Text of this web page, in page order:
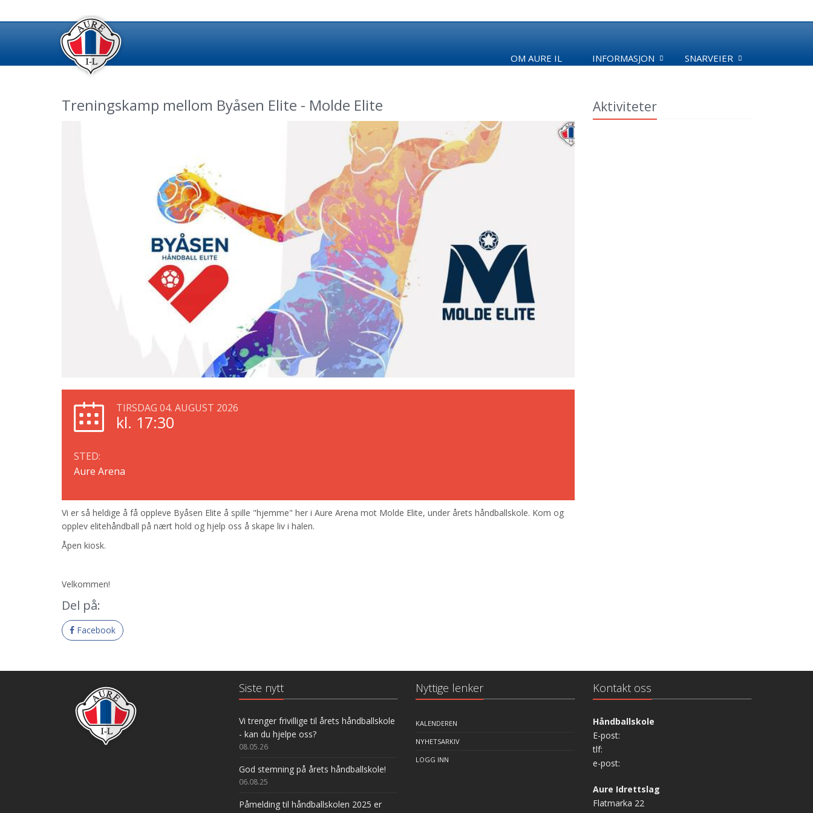
OM AURE IL INFORMASJON SNARVEIER
Treningskamp mellom Byåsen Elite - Molde Elite
TIRSDAG 04. AUGUST 2026
kl. 17:30
STED:
Aure Arena
Vi er så heldige å få oppleve Byåsen Elite å spille "hjemme" her i Aure Arena mot Molde Elite, under årets håndballskole. Kom og
opplev elitehåndball på nært hold og hjelp oss å skape liv i halen.
Åpen kiosk.
Velkommen!
Del på:
Facebook
Aktiviteter
Siste nytt
Vi trenger frivillige til årets håndballskole
- kan du hjelpe oss?
08.05.26
God stemning på årets håndballskole!
06.08.25
Påmelding til håndballskolen 2025 er
Nyttige lenker
KALENDEREN
NYHETSARKIV
LOGG INN
Kontakt oss
Håndballskole
E-post:
tlf:
e-post:
Aure Idrettslag
Flatmarka 22